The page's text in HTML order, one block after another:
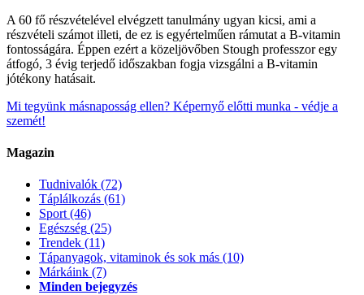
A 60 fő részvételével elvégzett tanulmány ugyan kicsi, ami a
részvételi számot illeti, de ez is egyértelműen rámutat a B-vitamin
fontosságára. Éppen ezért a közeljövőben Stough professzor egy
átfogó, 3 évig terjedő időszakban fogja vizsgálni a B-vitamin
jótékony hatásait.
Mi tegyünk másnaposság ellen? Képernyő előtti munka - védje a
szemét!
Magazin
Tudnivalók (72)
Táplálkozás (61)
Sport(46)
Egészség (25)
Trendek (11)
Tápanyagok, vitaminok és sok más (10)
Márkáink (7)
Minden bejegyzés